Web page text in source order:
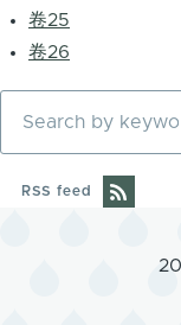
卷25
卷26
RSS feed